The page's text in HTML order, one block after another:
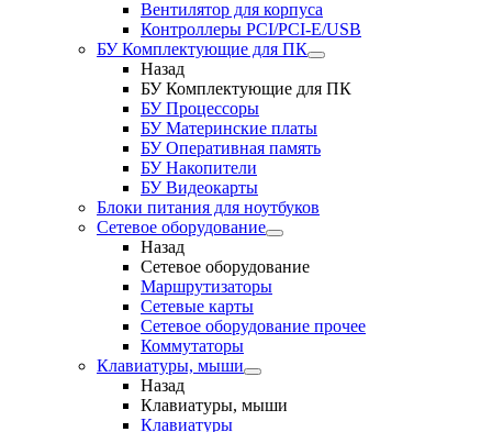
Вентилятор для корпуса
Контроллеры PCI/PCI-E/USB
БУ Комплектующие для ПК
Назад
БУ Комплектующие для ПК
БУ Процессоры
БУ Материнские платы
БУ Оперативная память
БУ Накопители
БУ Видеокарты
Блоки питания для ноутбуков
Сетевое оборудование
Назад
Сетевое оборудование
Маршрутизаторы
Сетевые карты
Сетевое оборудование прочее
Коммутаторы
Клавиатуры, мыши
Назад
Клавиатуры, мыши
Клавиатуры